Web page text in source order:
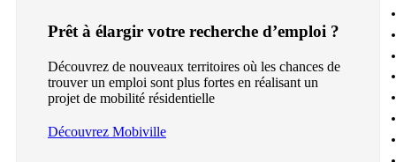
Prêt à élargir votre recherche d’emploi ?
Découvrez de nouveaux territoires où les chances de
trouver un emploi sont plus fortes en réalisant un
projet de mobilité résidentielle
Découvrez Mobiville